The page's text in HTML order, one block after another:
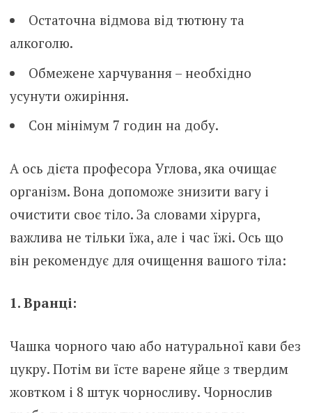
Остаточна відмова від тютюну та
алкоголю.
Обмежене харчування – необхідно
усунути ожиріння.
Сон мінімум 7 годин на добу.
А ось дієта професора Углова, яка очищає
організм. Вона допоможе знизити вагу і
очистити своє тіло. За словами хірурга,
важлива не тільки їжа, але і час їжі. Ось що
він рекомендує для очищення вашого тіла:
1. Вранці:
Чашка чорного чаю або натуральної кави без
цукру. Потім ви їсте варене яйце з твердим
жовтком і 8 штук чорносливу. Чорнослив